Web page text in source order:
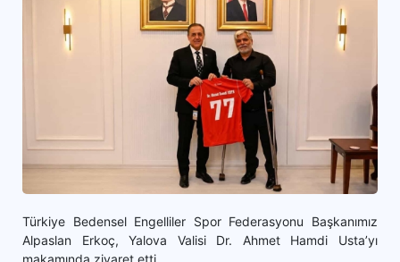
Türkiye Bedensel Engelliler Spor Federasyonu Başkanımız
Alpaslan Erkoç, Yalova Valisi Dr. Ahmet Hamdi Usta’yı